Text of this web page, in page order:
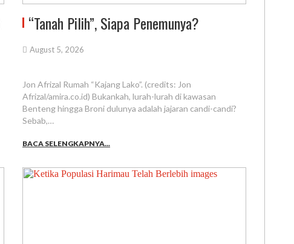
“Tanah Pilih”, Siapa Penemunya?
August 5, 2026
Jon Afrizal Rumah “Kajang Lako”. (credits: Jon
Afrizal/amira.co.id) Bukankah, lurah-lurah di kawasan
Benteng hingga Broni dulunya adalah jajaran candi-candi?
Sebab,…
BACA SELENGKAPNYA...